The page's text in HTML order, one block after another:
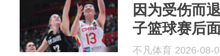
因为受伤而
子篮球赛后
不凡体育 2026-08-